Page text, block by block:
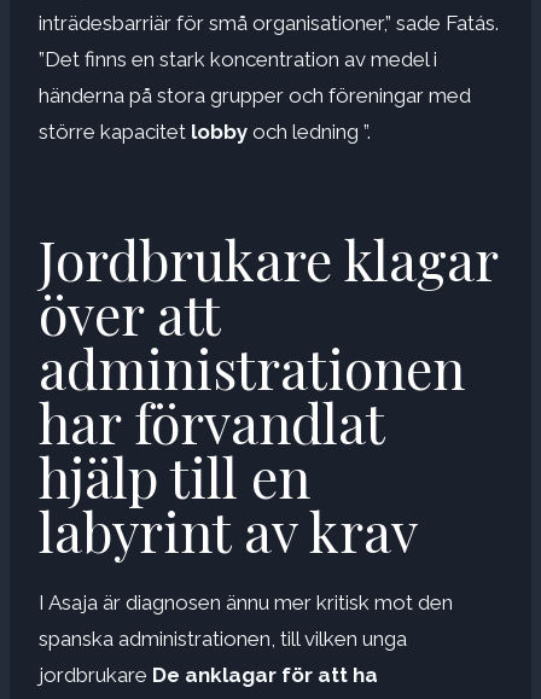
inträdesbarriär för små organisationer,” sade Fatás.
”Det finns en stark koncentration av medel i
händerna på stora grupper och föreningar med
större kapacitet lobby och ledning ”.
Jordbrukare klagar
över att
administrationen
har förvandlat
hjälp till en
labyrint av krav
I Asaja är diagnosen ännu mer kritisk mot den
spanska administrationen, till vilken unga
jordbrukare De anklagar för att ha